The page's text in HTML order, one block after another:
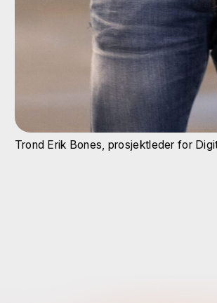
Trond Erik Bones, prosjektleder for